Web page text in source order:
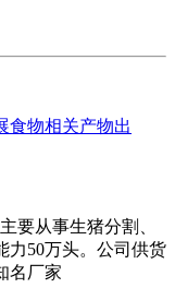
食物相关产物出
要从事生猪分割、
力50万头。公司供货
名厂家